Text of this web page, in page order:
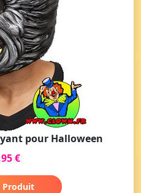
pour Halloween
€
Produit